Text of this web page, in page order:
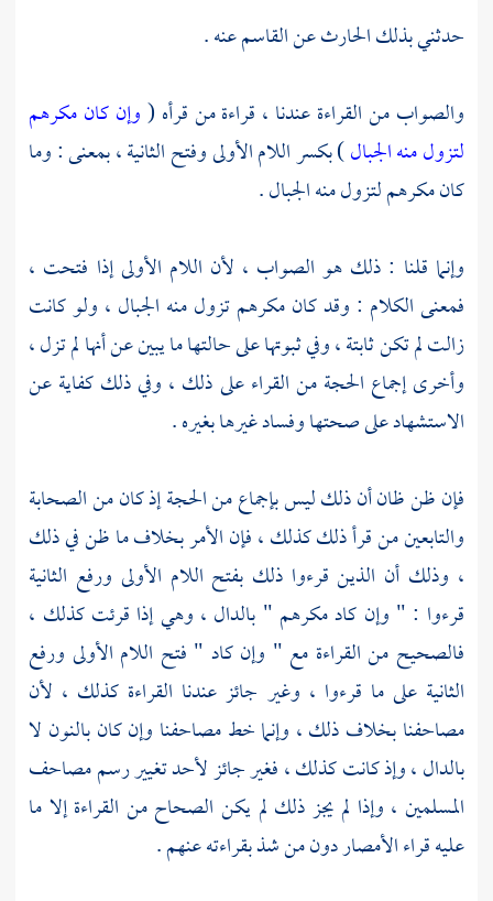
حدثني بذلكالحارثعنالقاسمعنه .
والصواب من القراءة عندنا ، قراءة من قرأه (وإن كان مكرهم
لتزول منه الجبال) بكسر اللام الأولى وفتح الثانية ، بمعنى : وما
كان مكرهم لتزول منه الجبال .
وإنما قلنا : ذلك هو الصواب ، لأن اللام الأولى إذا فتحت ،
فمعنى الكلام : وقد كان مكرهم تزول منه الجبال ، ولو كانت
زالت لم تكن ثابتة ، وفي ثبوتها على حالتها ما يبين عن أنها لم تزل ،
وأخرى إجماع الحجة من القراء على ذلك ، وفي ذلك كفاية عن
الاستشهاد على صحتها وفساد غيرها بغيره .
فإن ظن ظان أن ذلك ليس بإجماع من الحجة إذ كان من الصحابة
والتابعين من قرأ ذلك كذلك ، فإن الأمر بخلاف ما ظن في ذلك
، وذلك أن الذين قرءوا ذلك بفتح اللام الأولى ورفع الثانية
قرءوا : " وإن كاد مكرهم " بالدال ، وهي إذا قرئت كذلك ،
فالصحيح من القراءة مع " وإن كاد " فتح اللام الأولى ورفع
الثانية على ما قرءوا ، وغير جائز عندنا القراءة كذلك ، لأن
مصاحفنا بخلاف ذلك ، وإنما خط مصاحفنا وإن كان بالنون لا
بالدال ، وإذ كانت كذلك ، فغير جائز لأحد تغيير رسم مصاحف
المسلمين ، وإذا لم يجز ذلك لم يكن الصحاح من القراءة إلا ما
عليه قراء الأمصار دون من شذ بقراءته عنهم .